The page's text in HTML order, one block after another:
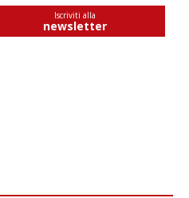
Iscriviti alla
newsletter